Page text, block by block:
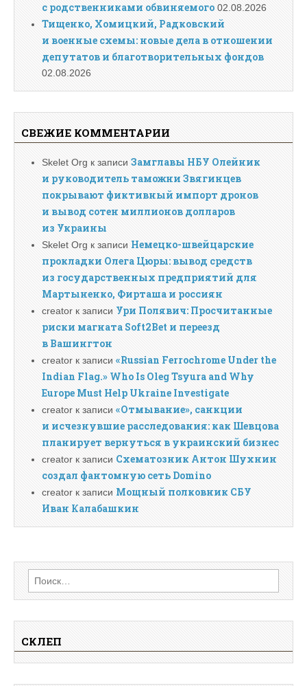
с родственниками обвиняемого 02.08.2026
Тищенко, Хомицкий, Радковский
и военные схемы: новые дела в отношении
депутатов и благотворительных фондов
02.08.2026
СВЕЖИЕ КОММЕНТАРИИ
Skelet Org к записи Замглавы НБУ Олейник
и руководитель таможни Звягинцев
покрывают фиктивный импорт дронов
и вывод сотен миллионов долларов
из Украины
Skelet Org к записи Немецко-швейцарские
прокладки Олега Цюры: вывод средств
из государственных предприятий для
Мартыненко, Фирташа и россиян
creator к записи Ури Полявич: Просчитанные
риски магната Soft2Bet и переезд
в Вашингтон
creator к записи «Russian Ferrochrome Under the
Indian Flag.» Who Is Oleg Tsyura and Why
Europe Must Help Ukraine Investigate
creator к записи «Отмывание», санкции
и исчезнувшие расследования: как Шевцова
планирует вернуться в украинский бизнес
creator к записи Схематозник Антон Шухнин
создал фантомную сеть Domino
creator к записи Мощный полковник СБУ
Иван Калабашкин
Найти:
СКЛЕП